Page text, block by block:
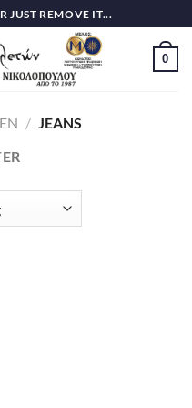
JUST REMOVE IT...
0
/ JEANS